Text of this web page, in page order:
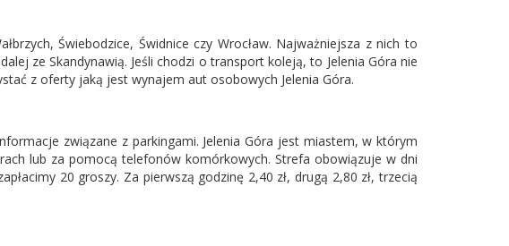
Świebodzice, Świdnice czy Wrocław. Najważniejsza z nich to
ze Skandynawią. Jeśli chodzi o transport koleją, to Jelenia Góra nie
z oferty jaką jest wynajem aut osobowych Jelenia Góra.
związane z parkingami. Jelenia Góra jest miastem, w którym
lub za pomocą telefonów komórkowych. Strefa obowiązuje w dni
20 groszy. Za pierwszą godzinę 2,40 zł, drugą 2,80 zł, trzecią